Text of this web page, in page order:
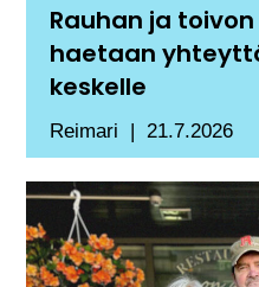
Rauhan ja
haetaan
keskelle
Reimari 21.7.2026